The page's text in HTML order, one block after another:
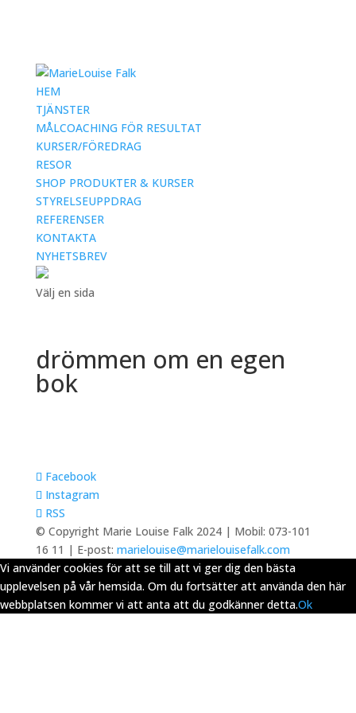
HEM
TJÄNSTER
MÅLCOACHING FÖR RESULTAT
KURSER/FÖREDRAG
RESOR
SHOP PRODUKTER & KURSER
STYRELSEUPPDRAG
REFERENSER
KONTAKTA
NYHETSBREV
Välj en sida
drömmen om en egen
bok
Facebook
Instagram
RSS
© Copyright Marie Louise Falk 2024 | Mobil: 073-101
16 11 | E-post: marielouise@marielouisefalk.com
Vi använder cookies för att se till att vi ger dig den bästa
upplevelsen på vår hemsida. Om du fortsätter att använda den här
webbplatsen kommer vi att anta att du godkänner detta.Ok